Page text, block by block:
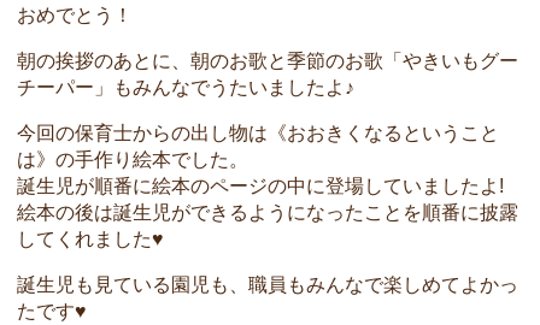
おめでとう！
朝の挨拶のあとに、朝のお歌と季節のお歌「やきいもグー
チーパー」もみんなでうたいましたよ♪
今回の保育士からの出し物は《おおきくなるということ
は》の手作り絵本でした。
誕生児が順番に絵本のページの中に登場していましたよ!
絵本の後は誕生児ができるようになったことを順番に披露
してくれました♥
誕生児も見ている園児も、職員もみんなで楽しめてよかっ
たです♥